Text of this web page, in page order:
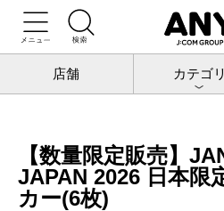
店舗 カテゴリ
トップ JANET JACKSON JAPAN
【数量限定販売】JANET JACKSON
【数量限定販売】
JAPAN 2026 日本限
カー(6枚)